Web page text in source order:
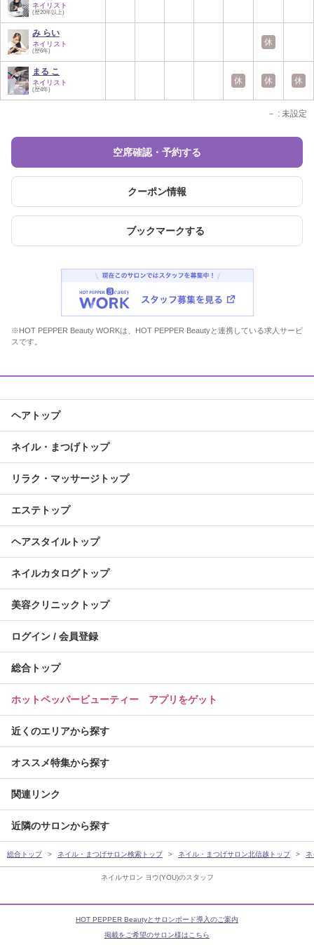
ネイルサロン ヨウ(YOU)のスタッフ
ネイリスト
(歴20年以上)
み らい
ネイリスト
(歴6年)
まる こ
ネイリスト
(歴4年)
休
休 休 休
－ : 未設定
空席確認・予約する
クーポン情報
ブックマークする
※HOT PEPPER Beauty WORKは、HOT PEPPER Beautyと連携している求人サービ
スです。
ヘアトップ
ネイル・まつげトップ
リラク・マッサージトップ
エステトップ
ヘアスタイルトップ
ネイルカタログトップ
美容クリニックトップ
ログイン / 会員登録
総合トップ
ホットペッパービューティー アプリをゲット
近くのエリアから探す
オススメ特集から探す
関連リンク
近隣のサロンから探す
総合トップ ネイル・まつげサロン検索トップ ネイル・まつげサロン北信越トップ
HOT PEPPER Beautyとサロンボード導入のご案内
掲載をご希望のサロン様はこちら